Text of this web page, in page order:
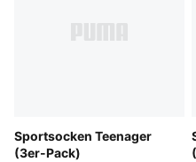
Sportsocken Teenager
(3er-Pack)